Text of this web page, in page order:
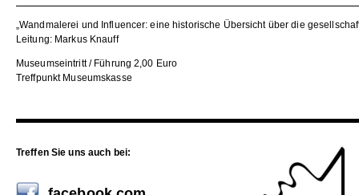
„Wandmalerei und Influencer: eine historische Übersicht über die
Leitung: Markus Knauff
Museumseintritt / Führung 2,00 Euro
Treffpunkt Museumskasse
Treffen Sie uns auch bei: